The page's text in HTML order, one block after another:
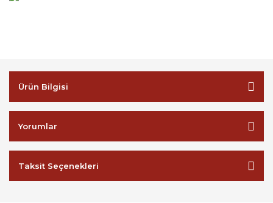
Ürün Bilgisi
Yorumlar
Taksit Seçenekleri